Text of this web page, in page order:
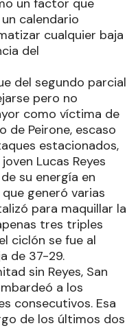
calendario
cualquier baja
del
del segundo parcial
pero no
como víctima de
de Peirone, escaso
estacionados,
Lucas Reyes
su energía en
generó varias
para maquillar la
tres triples
ciclón se fue al
de 37-29.
sin Reyes, San
a los
consecutivos. Esa
de los últimos dos